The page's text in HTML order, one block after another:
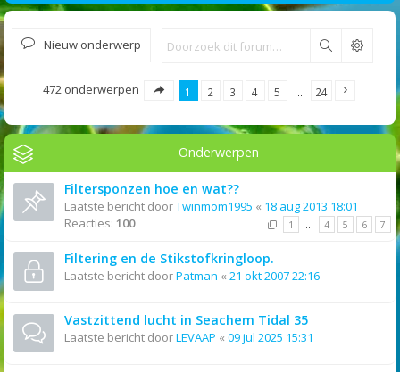
Nieuw onderwerp Zoek
472 onderwerpen 1 2 3 4 5 … 24
Onderwerpen
Filtersponzen hoe en wat??
Laatste bericht doorTwinmom1995 « 18 aug 2013 18:01
Reacties: 100 1 … 4 5 6 7
Filtering en de Stikstofkringloop.
Laatste bericht doorPatman « 21 okt 2007 22:16
Vastzittend lucht in Seachem Tidal 35
Laatste bericht doorLEVAAP « 09 jul 2025 15:31